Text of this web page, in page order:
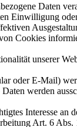
Daten
Einwilligung
Cookies
unserer
oder E-Mail)
werden
Interesse
Art. 6